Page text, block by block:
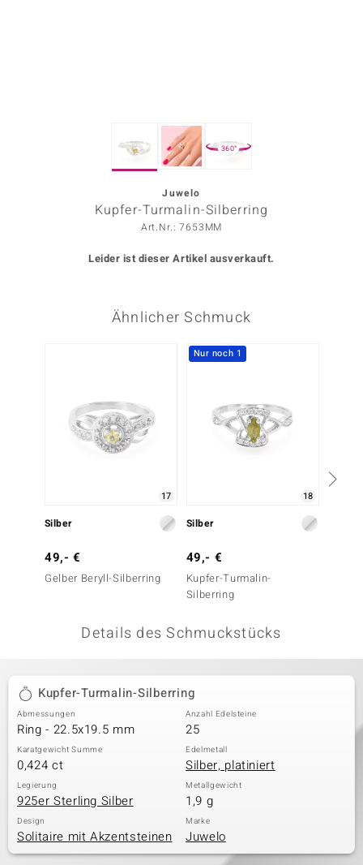
BY DE MELO
Classics
360°
Juwelo
Kupfer-Turmalin-Silberring
Art.Nr.: 7653MM
Leider ist dieser Artikel ausverkauft.
Ähnlicher Schmuck
17
Silber
49,- €
Gelber Beryll-Silberring
Nur noch 1
18
Silber
49,- €
Kupfer-Turmalin-
Silberring
Details des Schmuckstücks
Kupfer-Turmalin-Silberring
Abmessungen
Ring - 22.5x19.5 mm
Anzahl Edelsteine
25
Karatgewicht Summe
0,424 ct
Edelmetall
Silber, platiniert
Legierung
925er Sterling Silber
Metallgewicht
1,9 g
Design
Solitaire mit Akzentsteinen
Marke
Juwelo